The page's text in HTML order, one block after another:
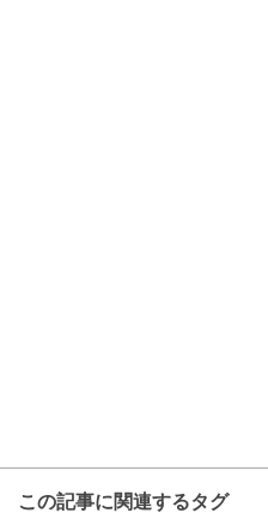
この記事に関連するタグ